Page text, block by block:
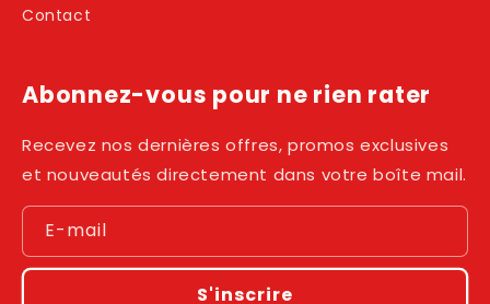
Contact
Abonnez-vous pour ne rien rater
Recevez nos dernières offres, promos exclusives
et nouveautés directement dans votre boîte mail.
E-mail
S'inscrire